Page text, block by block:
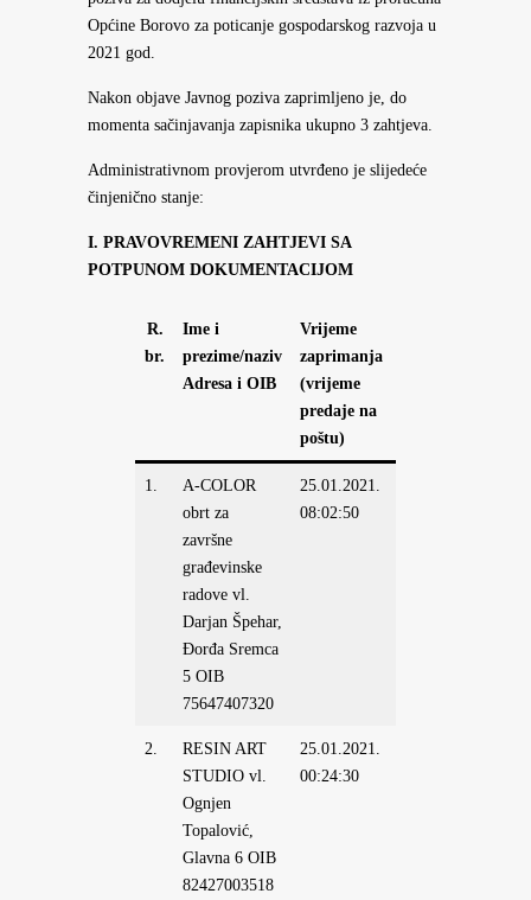
Općine Borovo za poticanje gospodarskog razvoja u
2021 god.
Nakon objave Javnog poziva zaprimljeno je, do
momenta sačinjavanja zapisnika ukupno 3 zahtjeva.
Administrativnom provjerom utvrđeno je slijedeće
činjenično stanje:
I. PRAVOVREMENI ZAHTJEVI SA
POTPUNOM DOKUMENTACIJOM
R.
br.
Ime i
prezime/naziv
Adresa i OIB
Vrijeme
zaprimanja
(vrijeme
predaje na
poštu)
1.
A-COLOR
obrt za
završne
građevinske
radove vl.
Darjan Špehar,
Đorđa Sremca
5 OIB
75647407320
25.01.2021.
08:02:50
2.
RESIN ART
STUDIO vl.
Ognjen
Topalović,
Glavna 6 OIB
82427003518
25.01.2021.
00:24:30